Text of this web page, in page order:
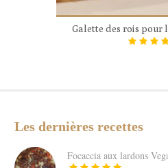
Galette des rois pour
Les dernières recettes
Focaccia aux lardons